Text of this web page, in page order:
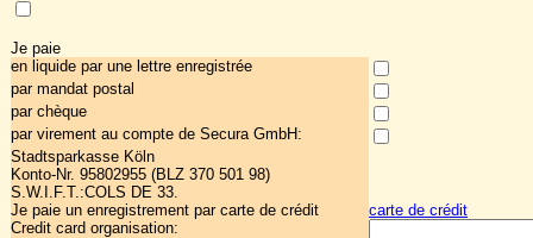
Je paie
en liquide par une lettre enregistrée
par mandat postal
par chèque
par virement au compte de Secura GmbH:
Stadtsparkasse Köln
Konto-Nr. 95802955 (BLZ 370 501 98)
S.W.I.F.T.:COLS DE 33.
Je paie un enregistrement par carte de crédit
carte de crédit
Credit card organisation: